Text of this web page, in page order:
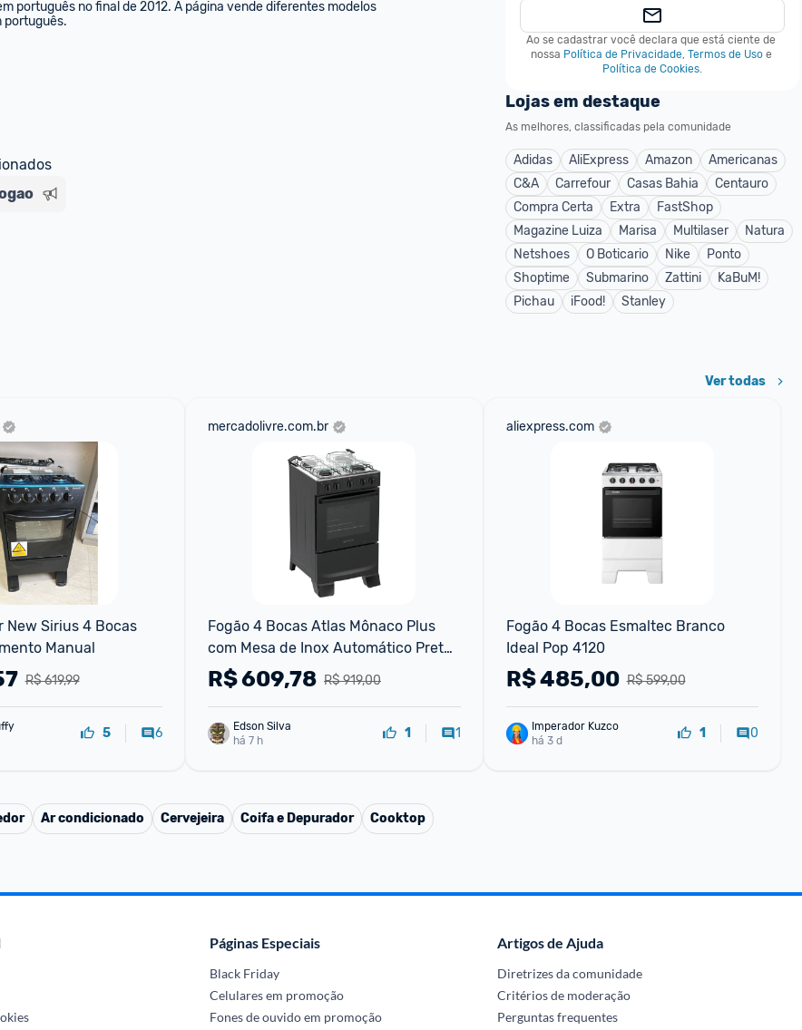
português no final de 2012. A página vende diferentes modelos
português.
Ao se cadastrar você declara que está ciente de
nossa Política de Privacidade, Termos de Uso e
Política de Cookies.
Lojas em destaque
As melhores, classificadas pela comunidade
Adidas AliExpress Amazon
Americanas
C&A
Carrefour Casas Bahia
Centauro
Compra Certa
Extra
FastShop
Magazine Luiza
Marisa Multilaser
Natura
Netshoes
O Boticario Nike
Ponto
Shoptime
Submarino Zattini
KaBuM!
Pichau
iFood! Stanley
Ver todas
New Sirius 4 Bocas
Manual
R$ 619,99
5 6
mercadolivre.com.br
Fogão 4 Bocas Atlas Mônaco Plus
com Mesa de Inox Automático Preto
Bivolt
R$ 919,00
R$609,78
Edson Silva
há 7 h
1 1
aliexpress.com
Fogão 4 Bocas Esmaltec Branco
Ideal Pop 4120
R$ 599,00
R$485,00
Imperador Kuzco
há 3 d
1 0
Ar condicionado Cervejeira Coifa e Depurador Cooktop
Páginas Especiais
Black Friday
Celulares em promoção
Fones de ouvido em promoção
Artigos de Ajuda
Diretrizes da comunidade
Critérios de moderação
Perguntas frequentes